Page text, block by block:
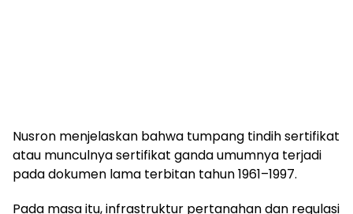
Nusron menjelaskan bahwa tumpang tindih sertifikat
atau munculnya sertifikat ganda umumnya terjadi
pada dokumen lama terbitan tahun 1961–1997.
Pada masa itu, infrastruktur pertanahan dan regulasi